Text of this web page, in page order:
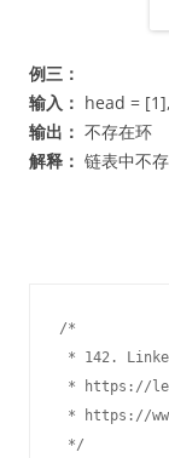
例三：
输入： head =
输出： 不存在环
解释： 链表中不存
/*
* 142.
* https://
* https://
*/